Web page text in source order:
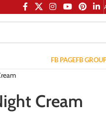
FB PAGEFB
Cream